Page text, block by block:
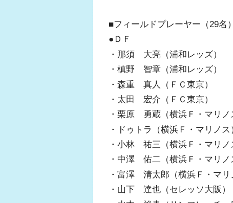
■フィールドプレーヤー（29名）
●ＤＦ
・那須 大亮（浦和レッズ）
・槙野 智章（浦和レッズ）
・森重 真人（ＦＣ東京）
・太田 宏介（ＦＣ東京）
・栗原 勇蔵（横浜Ｆ・マリノ
・ドゥトラ（横浜Ｆ・マリノス
・小林 祐三（横浜Ｆ・マリノ
・中澤 佑二（横浜Ｆ・マリノ
・富澤 清太郎（横浜Ｆ・マリ
・山下 達也（セレッソ大阪）